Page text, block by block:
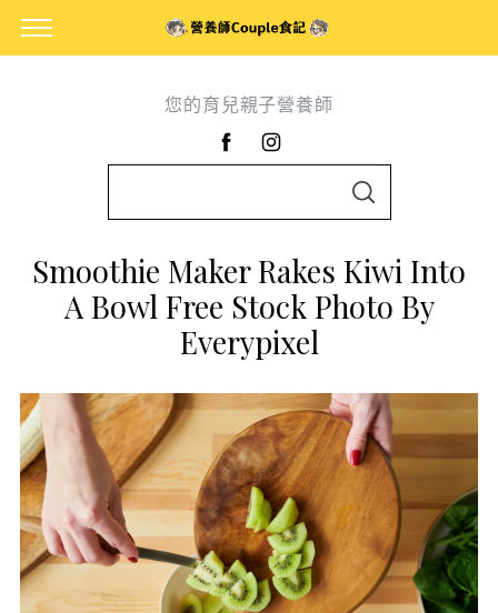
您的育兒親子營養師
r
c
o
r
:
S
C
H
Smoothie Maker Rakes Kiwi Into
A Bowl Free Stock Photo By
Everypixel